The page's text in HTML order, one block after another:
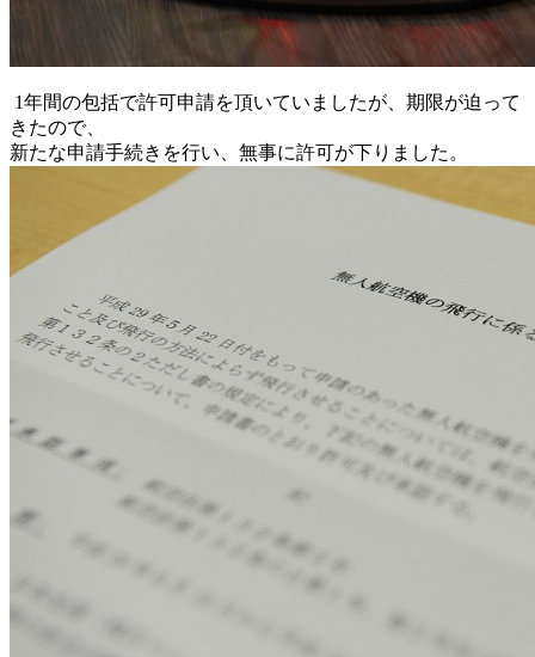
1年間の包括で許可申請を頂いていましたが、期限が迫って
きたので、
新たな申請手続きを行い、無事に許可が下りました。